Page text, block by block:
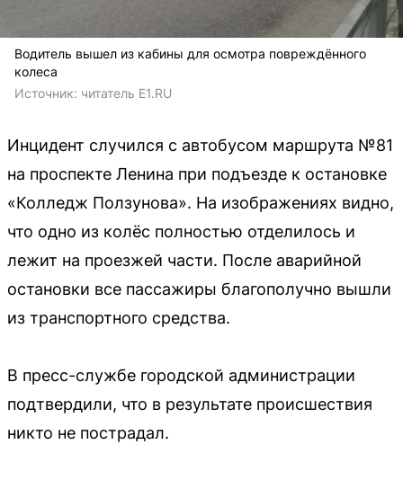
Водитель вышел из кабины для осмотра повреждённого
колеса
Источник: читатель E1.RU
Инцидент случился с автобусом маршрута №81
на проспекте Ленина при подъезде к остановке
«Колледж Ползунова». На изображениях видно,
что одно из колёс полностью отделилось и
лежит на проезжей части. После аварийной
остановки все пассажиры благополучно вышли
из транспортного средства.
В пресс-службе городской администрации
подтвердили, что в результате происшествия
никто не пострадал.